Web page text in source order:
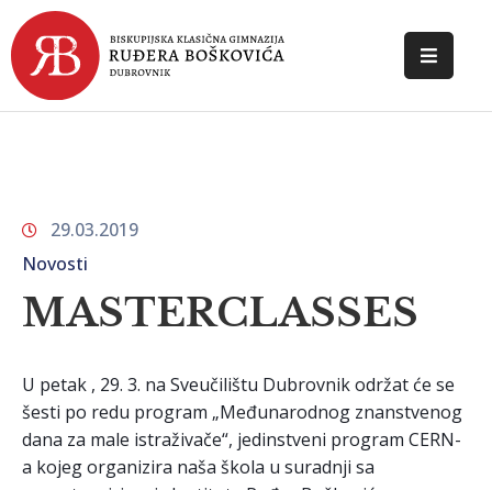
POČETNA
DOKUMENTI
KONTAKT
29.03.2019
Novosti
MASTERCLASSES
U petak , 29. 3. na Sveučilištu Dubrovnik održat će se
šesti po redu program „Međunarodnog znanstvenog
dana za male istraživače“, jedinstveni program CERN-
a kojeg organizira naša škola u suradnji sa